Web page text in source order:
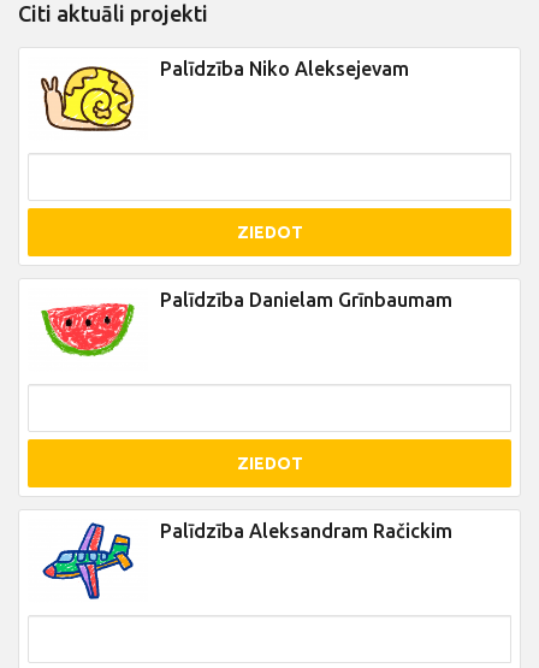
Citi aktuāli projekti
Palīdzība Niko Aleksejevam
ZIEDOT
Palīdzība Danielam Grīnbaumam
ZIEDOT
Palīdzība Aleksandram Račickim